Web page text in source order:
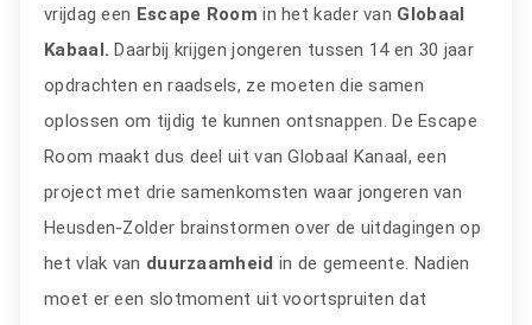
vrijdag een Escape Room in het kader van Globaal
Kabaal. Daarbij krijgen jongeren tussen 14 en 30 jaar
opdrachten en raadsels, ze moeten die samen
oplossen om tijdig te kunnen ontsnappen. De Escape
Room maakt dus deel uit van Globaal Kanaal, een
project met drie samenkomsten waar jongeren van
Heusden-Zolder brainstormen over de uitdagingen op
het vlak van duurzaamheid in de gemeente. Nadien
moet er een slotmoment uit voortspruiten dat